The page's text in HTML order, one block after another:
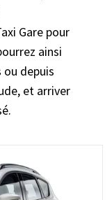
Gare pour
ainsi
depuis
et arriver